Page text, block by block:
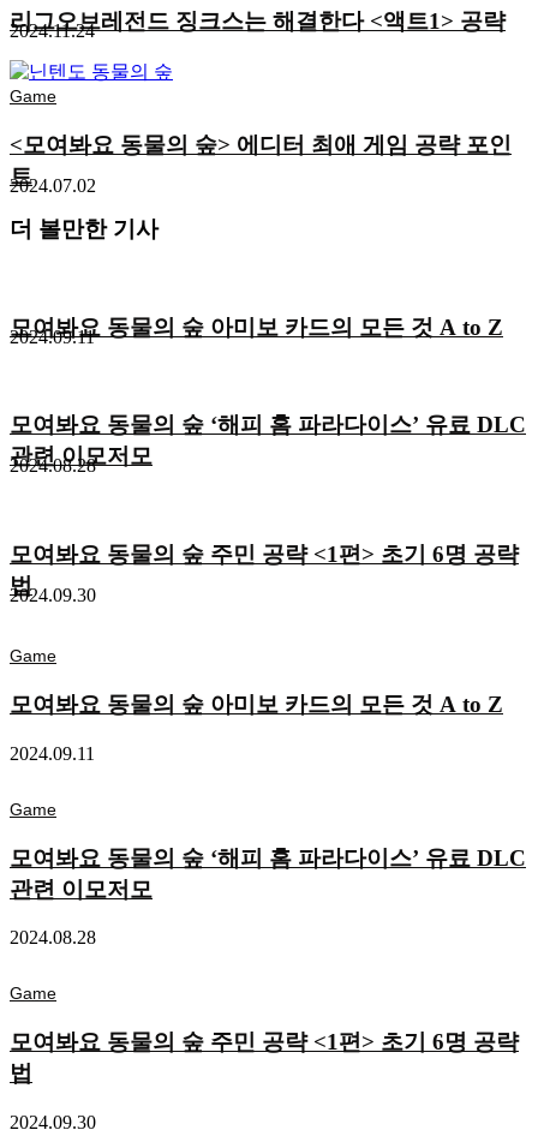
리그오브레전드 징크스는 해결한다 <액트1> 공략
2024.11.24
Game
<모여봐요 동물의 숲> 에디터 최애 게임 공략 포인
트
2024.07.02
더 볼만한 기사
모여봐요 동물의 숲 아미보 카드의 모든 것 A to Z
2024.09.11
모여봐요 동물의 숲 ‘해피 홈 파라다이스’ 유료 DLC
관련 이모저모
2024.08.28
모여봐요 동물의 숲 주민 공략 <1편> 초기 6명 공략
법
2024.09.30
Game
모여봐요 동물의 숲 아미보 카드의 모든 것 A to Z
2024.09.11
Game
모여봐요 동물의 숲 ‘해피 홈 파라다이스’ 유료 DLC
관련 이모저모
2024.08.28
Game
모여봐요 동물의 숲 주민 공략 <1편> 초기 6명 공략
법
2024.09.30